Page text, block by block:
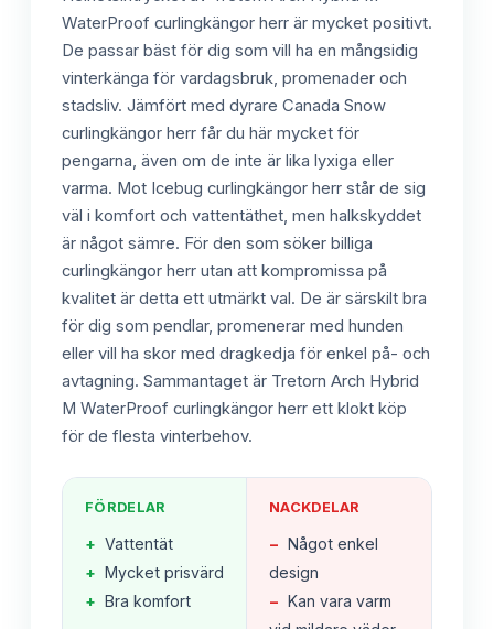
WaterProof curlingkängor herr är mycket positivt.
De passar bäst för dig som vill ha en mångsidig
vinterkänga för vardagsbruk, promenader och
stadsliv. Jämfört med dyrare Canada Snow
curlingkängor herr får du här mycket för
pengarna, även om de inte är lika lyxiga eller
varma. Mot Icebug curlingkängor herr står de sig
väl i komfort och vattentäthet, men halkskyddet
är något sämre. För den som söker billiga
curlingkängor herr utan att kompromissa på
kvalitet är detta ett utmärkt val. De är särskilt bra
för dig som pendlar, promenerar med hunden
eller vill ha skor med dragkedja för enkel på- och
avtagning. Sammantaget är Tretorn Arch Hybrid
M WaterProof curlingkängor herr ett klokt köp
för de flesta vinterbehov.
FÖRDELAR
+ Vattentät
+ Mycket prisvärd
+ Bra komfort
NACKDELAR
− Något enkel
design
− Kan vara varm